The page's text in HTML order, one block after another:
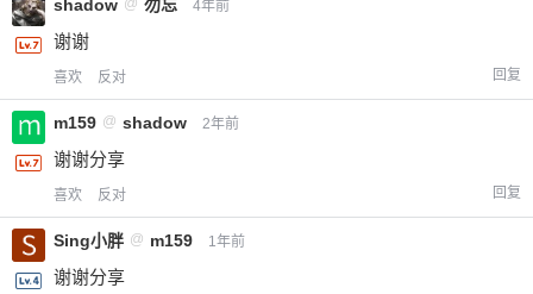
shadow @ 勿忘 4年前
谢谢
喜欢 反对 回复
m159 @ shadow 2年前
谢谢分享
喜欢 反对 回复
Sing小胖 @ m159 1年前
谢谢分享